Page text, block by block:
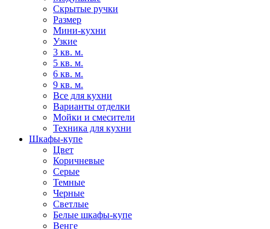
Скрытые ручки
Размер
Мини-кухни
Узкие
3 кв. м.
5 кв. м.
6 кв. м.
9 кв. м.
Все для кухни
Варианты отделки
Мойки и смесители
Техника для кухни
Шкафы-купе
Цвет
Коричневые
Серые
Темные
Черные
Светлые
Белые шкафы-купе
Венге